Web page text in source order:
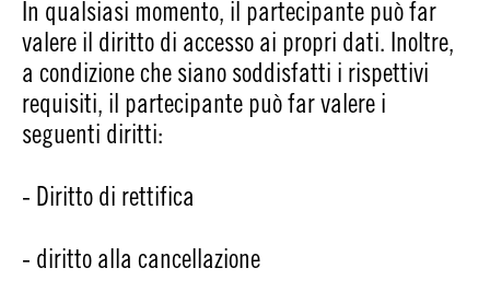
In qualsiasi momento, il partecipante può far
valere il diritto di accesso ai propri dati. Inoltre,
a condizione che siano soddisfatti i rispettivi
requisiti, il partecipante può far valere i
seguenti diritti:
- Diritto di rettifica
- diritto alla cancellazione